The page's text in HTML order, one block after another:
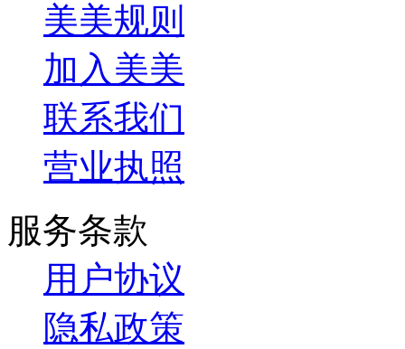
美美规则
加入美美
联系我们
营业执照
服务条款
用户协议
隐私政策